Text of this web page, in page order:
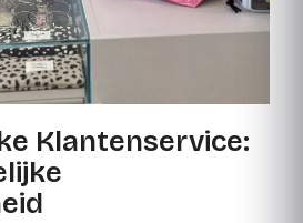
Klantenservice: